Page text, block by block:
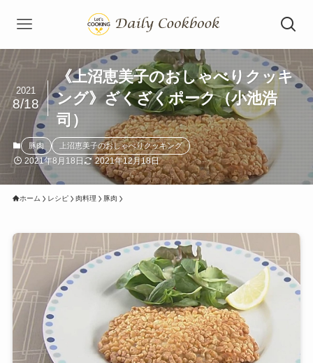
《上沼恵美子のおしゃべりクッキ
ング》ざくざくポーク（小池浩
司）
2021
8/18
豚肉 上沼恵美子のおしゃべりクッキング
2021年8月18日 2021年12月18日
ホーム レシピ 肉料理 豚肉